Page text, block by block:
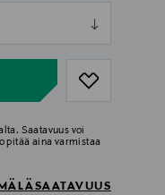
Saatavuus voi
pitää aina varmistaa